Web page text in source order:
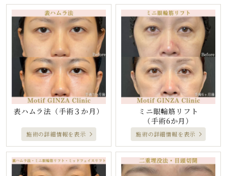
表ハムラ法 （手術３か月）
施術の詳細情報を表示
ミニ眼輪筋リフト
（手術6か月）
施術の詳細情報を表示